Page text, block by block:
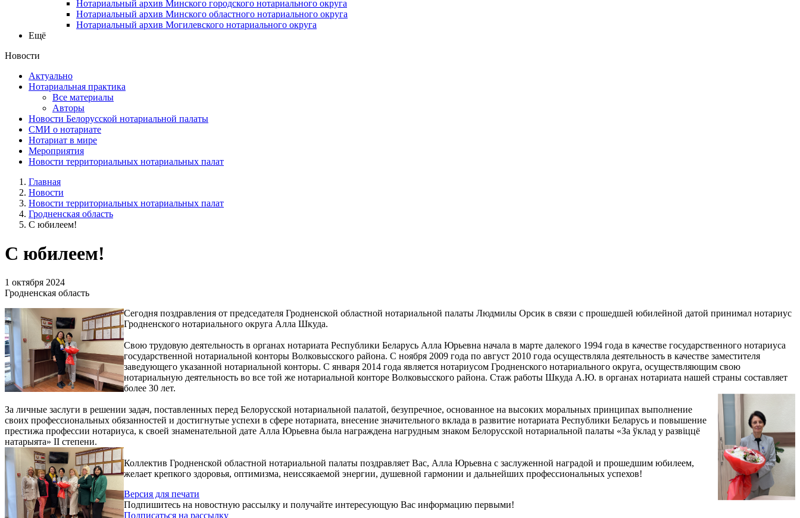
Нотариальный архив Минского городского нотариального округа
Нотариальный архив Минского областного нотариального округа
Нотариальный архив Могилевского нотариального округа
Ещё
Новости
Актуально
Нотариальная практика
Все материалы
Авторы
Новости Белорусской нотариальной палаты
СМИ о нотариате
Нотариат в мире
Мероприятия
Новости территориальных нотариальных палат
Главная
Новости
Новости территориальных нотариальных палат
Гродненская область
С юбилеем!
С юбилеем!
1 октября 2024
Гродненская область
Сегодня поздравления от председателя Гродненской областной нотариальной палаты Людмилы Орсик в связи с прошедшей юбилейной датой принимал нотариус
Гродненского нотариального округа Алла Шкуда.
Свою трудовую деятельность в органах нотариата Республики Беларусь Алла Юрьевна начала в марте далекого 1994 года в качестве государственного нотариуса
государственной нотариальной конторы Волковысского района. С ноября 2009 года по август 2010 года осуществляла деятельность в качестве заместителя
заведующего указанной нотариальной конторы. С января 2014 года является нотариусом Гродненского нотариального округа, осуществляющим свою
нотариальную деятельность во все той же нотариальной конторе Волковысского района. Стаж работы Шкуда А.Ю. в органах нотариата нашей страны составляет
более 30 лет.
За личные заслуги в решении задач, поставленных перед Белорусской нотариальной палатой, безупречное, основанное на высоких моральных принципах выполнение
своих профессиональных обязанностей и достигнутые успехи в сфере нотариата, внесение значительного вклада в развитие нотариата Республики Беларусь и повышение
престижа профессии нотариуса, к своей знаменательной дате Алла Юрьевна была награждена нагрудным знаком Белорусской нотариальной палаты «За ўклад у развіццё
натарыята» II степени.
Коллектив Гродненской областной нотариальной палаты поздравляет Вас, Алла Юрьевна с заслуженной наградой и прошедшим юбилеем,
желает крепкого здоровья, оптимизма, неиссякаемой энергии, душевной гармонии и дальнейших профессиональных успехов!
Версия для печати
Подпишитесь на новостную рассылку и получайте интересующую Вас информацию первыми!
Подписаться на рассылку